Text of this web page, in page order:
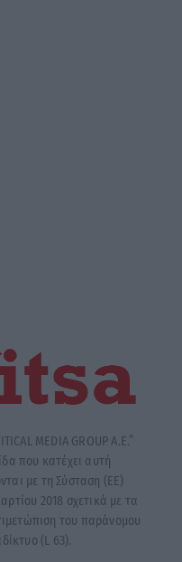
MEDIA GROUP A.E.”
που κατέχει αυτή
με τη Σύσταση (ΕΕ)
2018 σχετικά με τα
του παράνομου
(L 63).